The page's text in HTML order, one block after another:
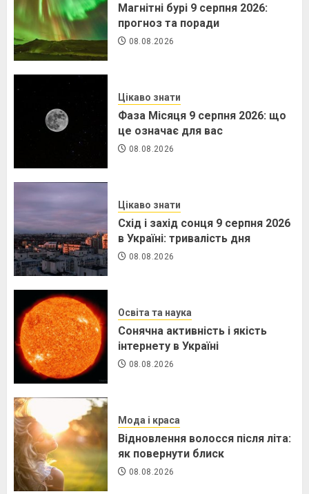
Магнітні бурі 9 серпня 2026:
прогноз та поради
08.08.2026
Цікаво знати
Фаза Місяця 9 серпня 2026: що
це означає для вас
08.08.2026
Цікаво знати
Схід і захід сонця 9 серпня 2026
в Україні: тривалість дня
08.08.2026
Освіта та наука
Сонячна активність і якість
інтернету в Україні
08.08.2026
Мода і краса
Відновлення волосся після літа:
як повернути блиск
08.08.2026